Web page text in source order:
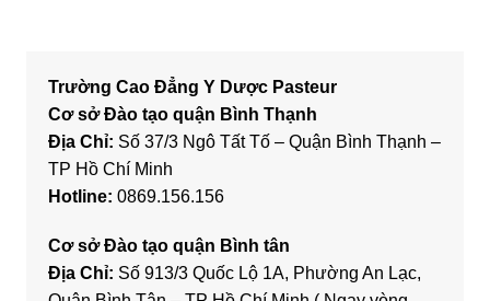
Trường Cao Đẳng Y Dược Pasteur
Cơ sở Đào tạo quận Bình Thạnh
Địa Chỉ: Số 37/3 Ngô Tất Tố – Quận Bình Thạnh –
TP Hồ Chí Minh
Hotline: 0869.156.156
Cơ sở Đào tạo quận Bình tân
Địa Chỉ: Số 913/3 Quốc Lộ 1A, Phường An Lạc,